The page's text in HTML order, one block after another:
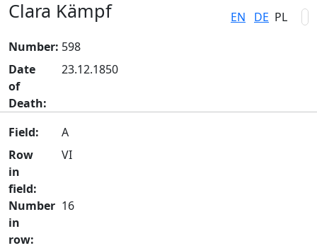
EN DE PL
Clara Kämpf
Number: 598
Date
of
Death:
23.12.1850
Field:
A
Row
in
field:
VI
Number
in
row:
16